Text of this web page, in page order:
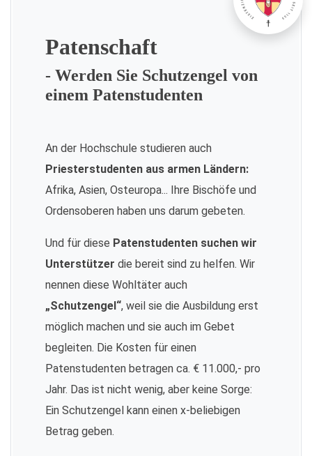
Patenschaft
- Werden Sie Schutzengel von
einem Patenstudenten
An der Hochschule studieren auch
Priesterstudenten aus armen Ländern:
Afrika, Asien, Osteuropa... Ihre Bischöfe und
Ordensoberen haben uns darum gebeten.
Und für diese Patenstudenten suchen wir
Unterstützer die bereit sind zu helfen. Wir
nennen diese Wohltäter auch
„Schutzengel“, weil sie die Ausbildung erst
möglich machen und sie auch im Gebet
begleiten. Die Kosten für einen
Patenstudenten betragen ca. € 11.000,- pro
Jahr. Das ist nicht wenig, aber keine Sorge:
Ein Schutzengel kann einen x-beliebigen
Betrag geben.